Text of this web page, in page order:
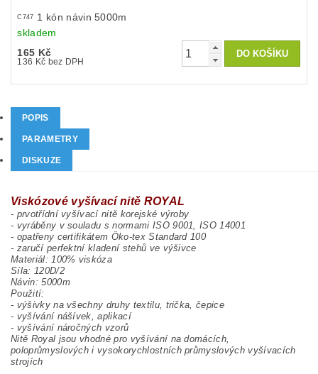
C747 1 kón návin 5000m
skladem
165 Kč
136 Kč bez DPH
POPIS
PARAMETRY
DISKUZE
Viskózové vyšívací nitě ROYAL
- prvotřídní vyšívací nitě korejské výroby
- vyráběny v souladu s normami ISO 9001, ISO 14001
- opatřeny certifikátem Öko-tex Standard 100
- zaručí perfektní kladení stehů ve výšivce
Materiál: 100% viskóza
Síla: 120D/2
Návin: 5000m
Použití:
- výšivky na všechny druhy textilu, trička, čepice
- vyšívání nášívek, aplikací
- vyšívání náročných vzorů
Nitě Royal jsou vhodné pro vyšívání na domácích,
poloprůmyslových i vysokorychlostních průmyslových vyšívacích
strojích